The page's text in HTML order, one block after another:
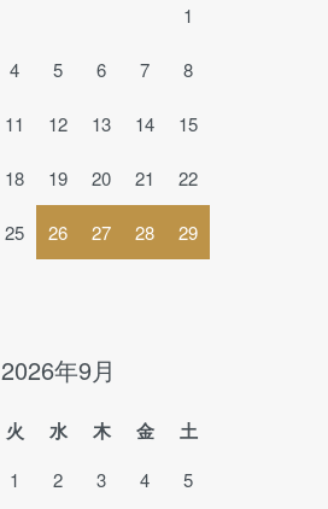
1
4 5 6 7 8
11 12 13 14 15
18 19 20 21 22
25 26 27 28 29
2026年9月
火 水 木 金 土
1 2 3 4 5